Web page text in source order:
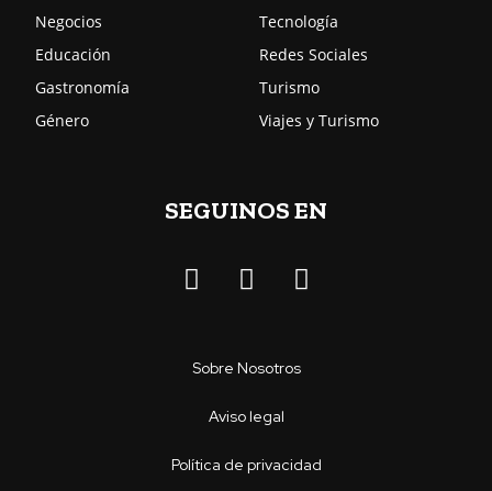
Negocios
Educación
Gastronomía
Género
Tecnología
Redes Sociales
Turismo
Viajes y Turismo
SEGUINOS EN
Sobre Nosotros
Aviso legal
Política de privacidad